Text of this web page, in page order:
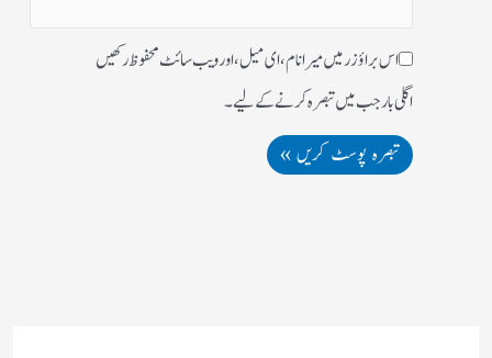
اس براؤزر میں میرا نام، ای میل، اور ویب سائٹ محفوظ رکھیں
اگلی بار جب میں تبصرہ کرنے کےلیے۔